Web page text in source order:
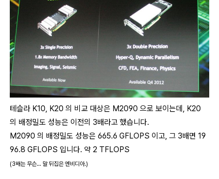
테슬라 K10, K20 의 비교 대상은 M2090 으로 보이는데, K20
의 배정밀도 성능은 이전의 3배라고 했습니다.
M2090 의 배정밀도 성능은 665.6 GFLOPS 이고, 그 3배면 19
96.8 GFLOPS 입니다. 약 2 TFLOPS
(3배는 무슨... 말 뒤집은 엔비디아.)